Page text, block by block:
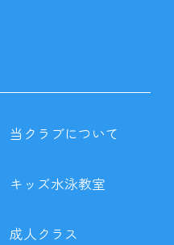
当クラブについて
キッズ水泳教室
成人クラス